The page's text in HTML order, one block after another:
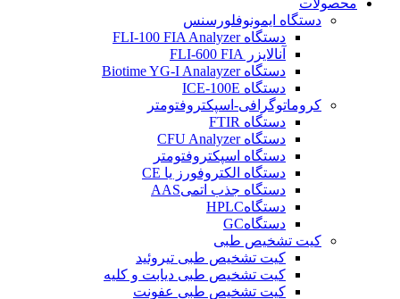
محصولات
دستگاه ایمونوفلورسنس
دستگاه FLI-100 FIA Analyzer
آنالایزر FLI-600 FIA
دستگاه Biotime YG-I Analayzer
دستگاه ICE-100E
کروماتوگرافی-اسپکتروفتومتر
دستگاه FTIR
دستگاه CFU Analyzer
دستگاه اسپکتروفتومتر
دستگاه الکتروفورز یا CE
دستگاه جذب اتمیAAS
دستگاهHPLC
دستگاهGC
کیت تشخیص طبی
کیت تشخیص طبی تيروئيد
کیت تشخیص طبی دیابت و کلیه
کیت تشخیص طبی عفونت